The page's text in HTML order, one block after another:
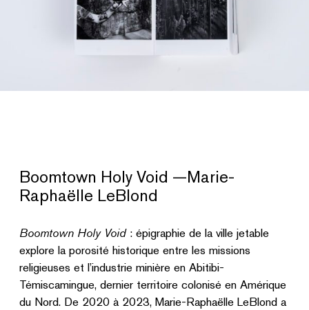
Boomtown Holy Void —Marie-
Raphaëlle LeBlond
Boomtown Holy Void: épigraphie de la ville jetable
explore la porosité historique entre les missions
religieuses et l’industrie minière en Abitibi-
Témiscamingue, dernier territoire colonisé en Amérique
du Nord. De 2020 à 2023, Marie-Raphaëlle LeBlond a